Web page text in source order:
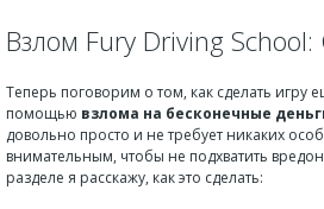
Взлом Fury Driving School:
Теперь поговорим о том, как сделать игру
помощью взлома на бесконечные
довольно просто и не требует никаких
внимательным, чтобы не подхватить
разделе я расскажу, как это сделать: